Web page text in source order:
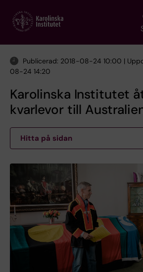
main
Publicerad: 2018-08-24 10:00 |
08-24 14:20
Karolinska Institutet
kvarlevor till
Hitta på sidan